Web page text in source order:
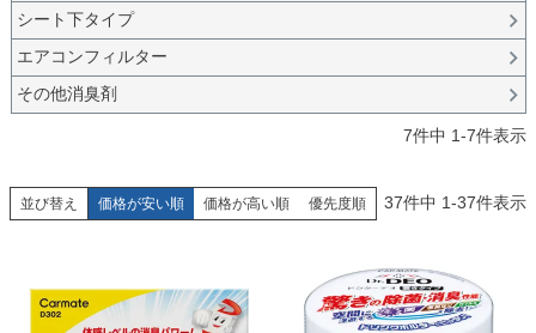
シート下タイプ
エアコンフィルター
その他消臭剤
7件中 1-7件表示
並び替え 価格が安い順 価格が高い順 優先度順 37件中 1-37件表示